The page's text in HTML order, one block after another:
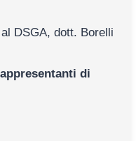
DSGA, dott. Borelli
di